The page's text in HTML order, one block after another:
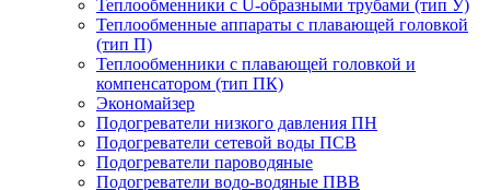
Теплообменники с U-образными трубами (тип У)
Теплообменные аппараты с плавающей головкой
(тип П)
Теплообменники с плавающей головкой и
компенсатором (тип ПК)
Экономайзер
Подогреватели низкого давления ПН
Подогреватели сетевой воды ПСВ
Подогреватели пароводяные
Подогреватели водо-водяные ПВВ